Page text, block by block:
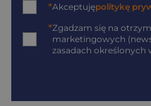
*Akceptujępolitykę
*Zgadzam się na
marketingowych
zasadach określonych